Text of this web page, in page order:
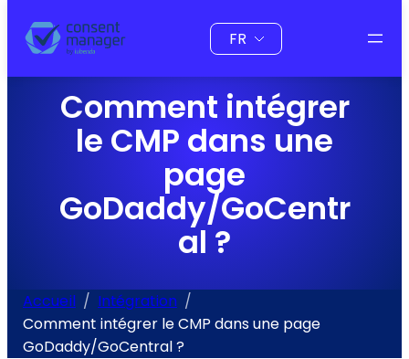
contenu
Choisir
une
langue
Comment intégrer
le CMP dans une
page
GoDaddy/GoCentr
al ?
Accueil
Intégration
Comment intégrer le CMP dans une page
GoDaddy/GoCentral ?